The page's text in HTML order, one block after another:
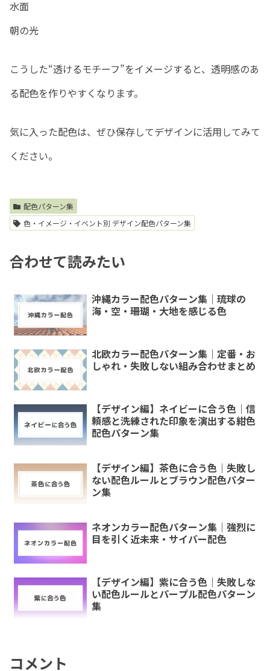
水面
朝の光
こうした“透けるモチーフ”をイメージすると、透明感のあ
る配色を作りやすくなります。
気に入った配色は、ぜひ保存してデザインに活用してみて
ください。
配色パターン集
色・イメージ・イベント別 デザイン配色パターン集
合わせて読みたい
沖縄カラー配色パターン集｜琉球の
海・空・珊瑚・大地を感じる色
北欧カラー配色パターン集｜定番・お
しゃれ・失敗しない組み合わせまとめ
【デザイン編】ネイビーに合う色｜信
頼感と洗練された印象を演出する紺色
配色パターン集
【デザイン編】茶色に合う色｜失敗し
ない配色ルールとブラウン配色パター
ン集
ネオンカラー配色パターン集｜強烈に
目を引く近未来・サイバー配色
【デザイン編】紫に合う色｜失敗しな
い配色ルールとパープル配色パターン
集
コメント